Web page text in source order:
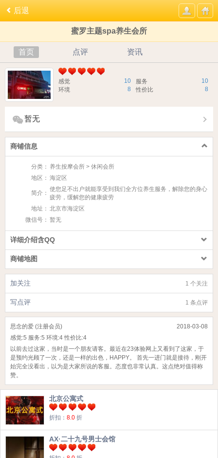
后退
蜜罗主题spa养生会所
首页 点评 资讯
10
感觉 10
服务
8
环境 8
性价比
暂无
商铺信息
分类： 养生按摩会所 > 休闲会所
地区： 海淀区
简介：
使您足不出户就能享受到我们全方位养生服务，解除您的身心
疲劳，缓解您的健康疲劳​
地址： 北京市海淀区
微信号： 暂无
详细介绍含QQ
商铺地图
1 个关注
加关注
1 条点评
写点评
2018-03-08
思念的爱 (注册会员)
感觉:5 服务:5 环境:4 性价比:4
以前去过这家，当时是一个朋友请客。最近在23体验网上又看到了这家，于
是预约光顾了一次，还是一样的出色，HAPPY。 首先一进门就是接待，刚开
始完全没看出，以为是大家所说的客服。态度也非常认真。这点绝对值得称
赞。
北京公寓式
折扣： 8.0 折
AX·二十九号男士会馆